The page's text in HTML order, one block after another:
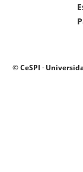
©CeSPI ·